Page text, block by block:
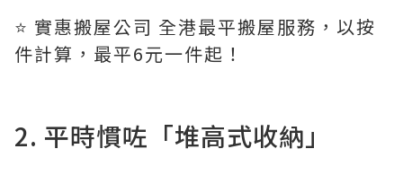
⭐️ 實惠搬屋公司 全港最平搬屋服務，以按
件計算，最平6元一件起！
2. 平時慣咗「堆高式收納」